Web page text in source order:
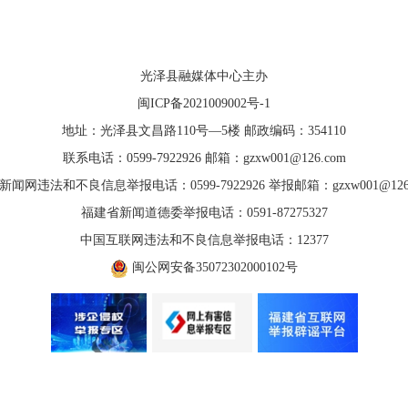
光泽县融媒体中心主办
闽ICP备2021009002号-1
地址：光泽县文昌路110号—5楼 邮政编码：354110
联系电话：0599-7922926 邮箱：gzxw001@126.com
闻网违法和不良信息举报电话：0599-7922926 举报邮箱：
福建省新闻道德委举报电话：0591-87275327
中国互联网违法和不良信息举报电话：12377
闽公网安备35072302000102号